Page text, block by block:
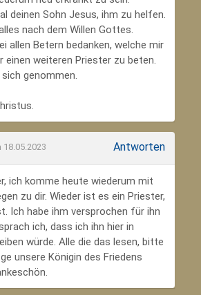
deinen Sohn Jesus, ihm zu helfen.
nach dem Willen Gottes.
allen Betern bedanken, welche mir
einen weiteren Priester zu beten.
genommen.
18.05.2023 Antworten
ich komme heute wiederum mit
zu dir. Wieder ist es ein Priester,
Ich habe ihm versprochen für ihn
ich, dass ich ihn hier in
würde. Alle die das lesen, bitte
unsere Königin des Friedens